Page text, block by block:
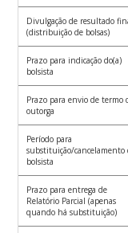
Divulgação de resultado
(distribuição de bolsas)
Prazo para indicação do(a)
bolsista
Prazo para envio de termo
outorga
Período para
substituição/cancelamento
bolsista
Prazo para entrega de
Relatório Parcial (apenas
quando há substituição)